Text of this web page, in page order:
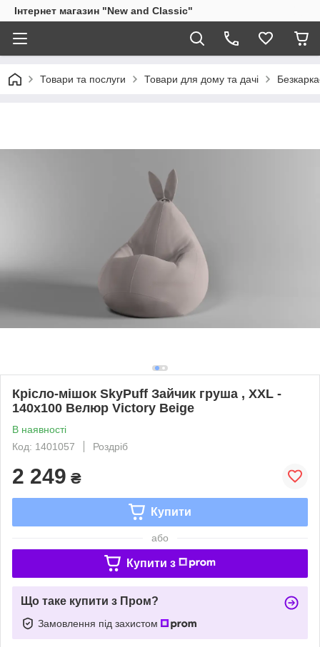
Інтернет магазин "New and Classic"
Товари та послуги Товари для дому та дачі
Крісло-мішок SkyPuff Зайчик груша , XXL -
140х100 Велюр Victory Beige
В наявності
Код: 1401057
Роздріб
2 249 ₴
Купити
або
Купити з
Що таке купити з Пром?
Замовлення під захистом